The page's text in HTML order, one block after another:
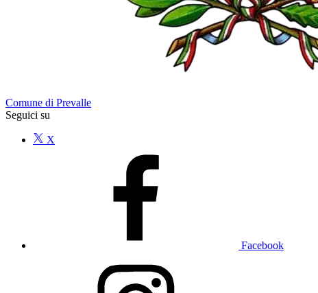
Comune di Prevalle
Seguici su
X
Facebook